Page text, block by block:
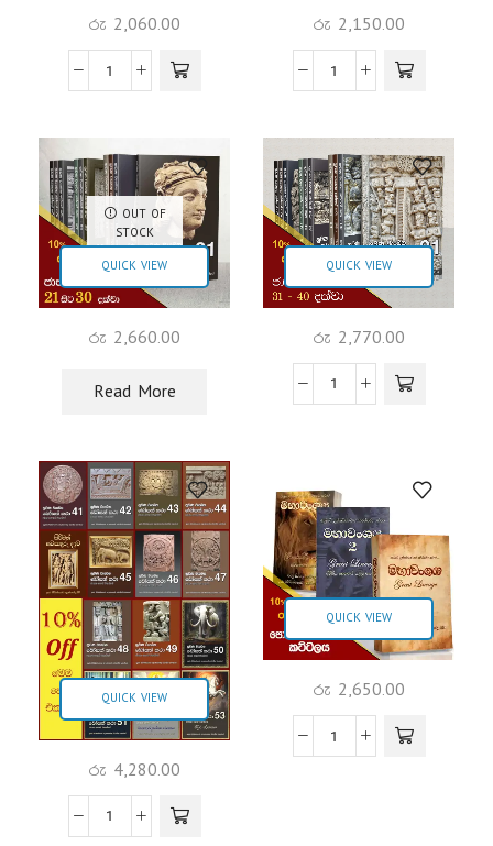
රු 2,060.00 රු 2,150.00
OUT OF
STOCK
QUICK VIEW
රු 2,660.00
Read More
QUICK VIEW
රු 2,770.00
QUICK VIEW
රු 4,280.00
QUICK VIEW
රු 2,650.00